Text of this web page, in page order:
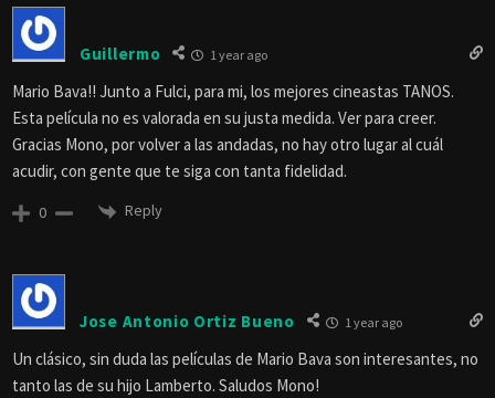
Guillermo 1 year ago
Mario Bava!! Junto a Fulci, para mi, los mejores cineastas TANOS.
Esta película no es valorada en su justa medida. Ver para creer.
Gracias Mono, por volver a las andadas, no hay otro lugar al cuál
acudir, con gente que te siga con tanta fidelidad.
0 Reply
Jose Antonio Ortiz Bueno 1 year ago
Un clásico, sin duda las películas de Mario Bava son interesantes, no
tanto las de su hijo Lamberto. Saludos Mono!